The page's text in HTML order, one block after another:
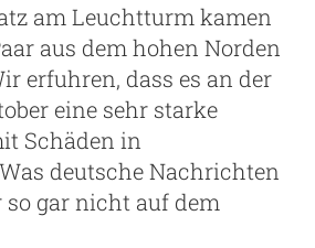
am Leuchtturm kamen
aus dem hohen Norden
erfuhren, dass es an der
eine sehr starke
Schäden in
deutsche Nachrichten
gar nicht auf dem